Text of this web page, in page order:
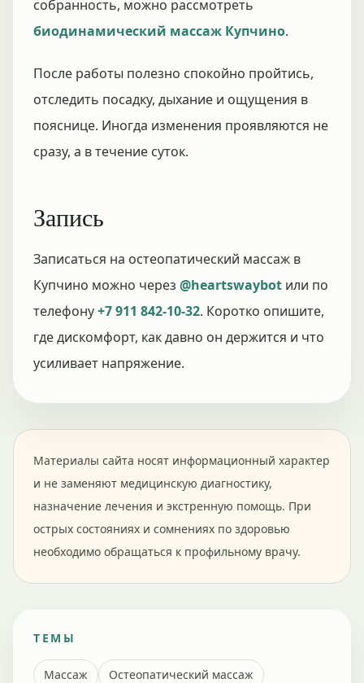
собранность, можно рассмотреть
биодинамический массаж Купчино.
После работы полезно спокойно пройтись,
отследить посадку, дыхание и ощущения в
пояснице. Иногда изменения проявляются не
сразу, а в течение суток.
Запись
Записаться на остеопатический массаж в
Купчино можно через @heartswaybot или по
телефону+7 911 842-10-32. Коротко опишите,
где дискомфорт, как давно он держится и что
усиливает напряжение.
Материалы сайта носят информационный характер
и не заменяют медицинскую диагностику,
назначение лечения и экстренную помощь. При
острых состояниях и сомнениях по здоровью
необходимо обращаться к профильному врачу.
ТЕМЫ
Массаж
Остеопатический массаж